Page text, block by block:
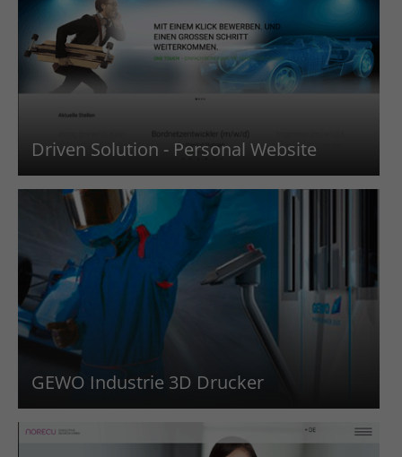
Driven Solution - Personal Website
GEWO Industrie 3D Drucker